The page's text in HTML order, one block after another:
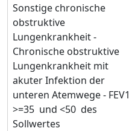
Sonstige chronische
obstruktive
Lungenkrankheit -
Chronische obstruktive
Lungenkrankheit mit
akuter Infektion der
unteren Atemwege - FEV1
>=35 und <50 des
Sollwertes